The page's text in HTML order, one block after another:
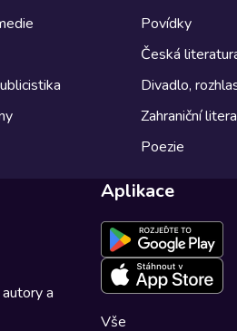
Povídky
Česká
Divadlo,
Zahraniční
Poezie
a
Aplikace
Vše